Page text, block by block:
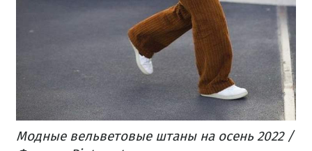
Модные вельветовые штаны на осень 2022 /